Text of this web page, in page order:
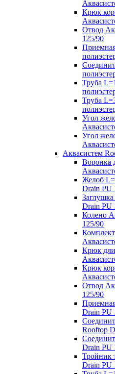
Крюк
Отвод
125/90
Труба
Труба
Угол
Угол
Аквасистем
Воронка
Желоб
Drain PU
Drain PU
Колено
125/90
Крюк
Крюк
Отвод
125/90
Drain PU
Rooftop
Drain PU
Тройник
Drain PU